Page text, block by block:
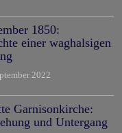
1850:
einer waghalsigen
2022
Garnisonkirche:
und Untergang